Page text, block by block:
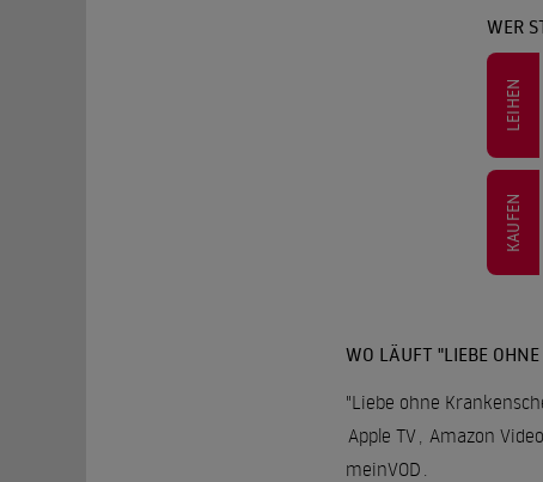
WER
LEIHEN
KAUFEN
WO LÄUFT "LIEBE
"Liebe ohne
Apple TV, Amazon Video
meinVOD .